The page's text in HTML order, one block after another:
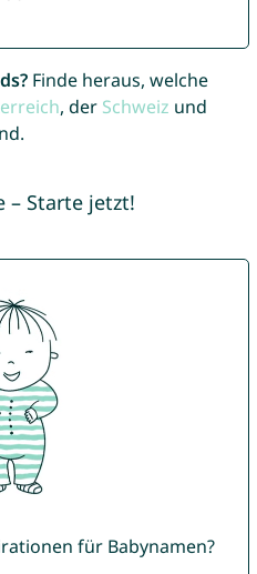
Finde heraus, welche
, der Schweiz und
– Starte jetzt!
für Babynamen?